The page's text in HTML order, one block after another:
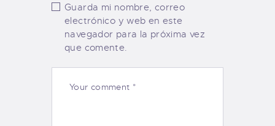
Guarda mi nombre, correo
electrónico y web en este
navegador para la próxima vez
que comente.